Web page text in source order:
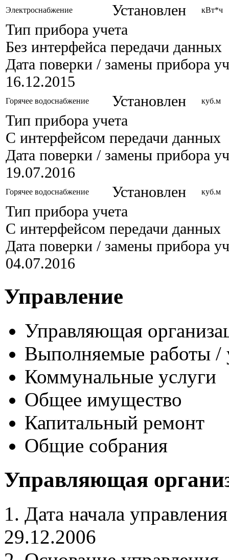
Электроснабжение Установлен кВт*ч
Тип прибора учета
Без интерфейса передачи данных
Дата поверки / замены прибора
16.12.2015
Горячее водоснабжение Установлен куб.м
Тип прибора учета
С интерфейсом передачи данных
Дата поверки / замены прибора
19.07.2016
Горячее водоснабжение Установлен куб.м
Тип прибора учета
С интерфейсом передачи данных
Дата поверки / замены прибора
04.07.2016
Управление
Управляющая
Выполняемые работы /
Коммунальные услуги
Общее имущество
Капитальный ремонт
Общие собрания
Управляющая
1. Дата начала управления
29.12.2006